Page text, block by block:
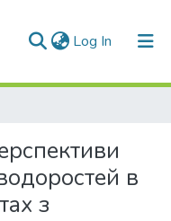
Log In (current)
в
з